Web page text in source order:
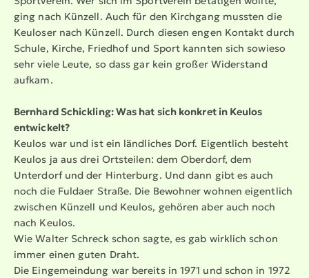
ging nach Künzell. Auch für den Kirchgang mussten die
Keuloser nach Künzell. Durch diesen engen Kontakt durch
Schule, Kirche, Friedhof und Sport kannten sich sowieso
sehr viele Leute, so dass gar kein großer Widerstand
aufkam.
Bernhard Schickling: Was hat sich konkret in Keulos
entwickelt?
Keulos war und ist ein ländliches Dorf. Eigentlich besteht
Keulos ja aus drei Ortsteilen: dem Oberdorf, dem
Unterdorf und der Hinterburg. Und dann gibt es auch
noch die Fuldaer Straße. Die Bewohner wohnen eigentlich
zwischen Künzell und Keulos, gehören aber auch noch
nach Keulos.
Wie Walter Schreck schon sagte, es gab wirklich schon
immer einen guten Draht.
Die Einge­meindung war bereits in 1971 und schon in 1972